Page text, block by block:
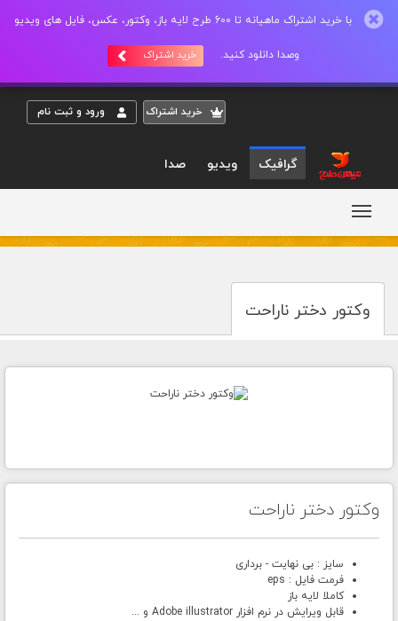
با خرید اشتراک ماهیانه تا 600 طرح لایه باز، وکتور، عکس، فایل های ویدیو
وصدا دانلود کنید. خرید اشتراک
خريد اشتراک ورود و ثبت نام
گرافیک ویدیو صدا
وکتور دختر ناراحت
وکتور دختر ناراحت
سایز : بی نهایت - برداری
فرمت فایل : eps
کاملا لایه باز
قابل ویرایش در نرم افزار Adobe illustrator و ...